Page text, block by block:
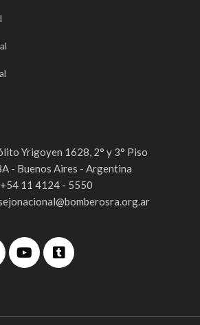
Yrigoyen 1628, 2° y 3° Piso
- Buenos Aires - Argentina
11 4124 - 5550